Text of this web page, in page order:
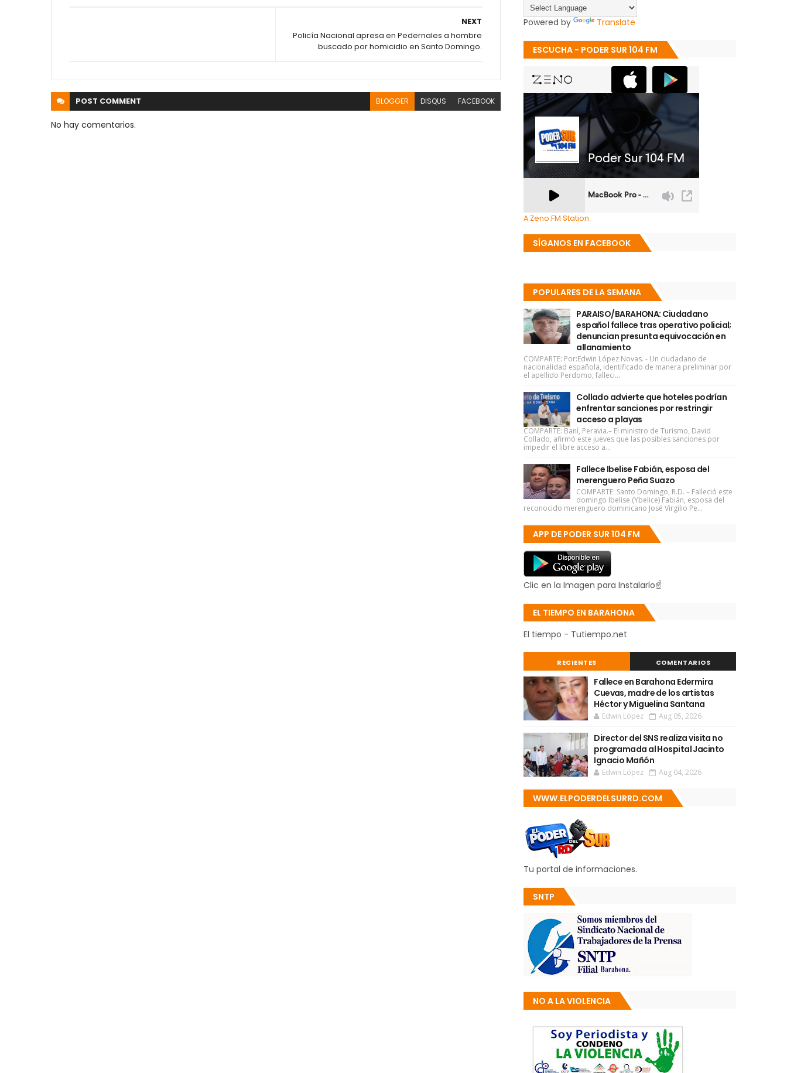
NEXT
Policía Nacional apresa en Pedernales a hombre
buscado por homicidio en Santo Domingo.
POST COMMENT BLOGGER DISQUS FACEBOOK
No hay comentarios.
Powered by Translate
ESCUCHA - PODER SUR 104 FM
A Zeno.FM Station
SÍGANOS EN FACEBOOK
POPULARES DE LA SEMANA
PARAISO/BARAHONA: Ciudadano
español fallece tras operativo policial;
denuncian presunta equivocación en
allanamiento
COMPARTE: Por:Edwin López Novas. - Un ciudadano de
nacionalidad española, identificado de manera preliminar por
el apellido Perdomo, falleci...
Collado advierte que hoteles podrían
enfrentar sanciones por restringir
acceso a playas
COMPARTE: Baní, Peravia.– El ministro de Turismo, David
Collado, afirmó este jueves que las posibles sanciones por
impedir el libre acceso a...
Fallece Ibelise Fabián, esposa del
merenguero Peña Suazo
COMPARTE: Santo Domingo, R.D. – Falleció este
domingo Ibelise (Ybelice) Fabián, esposa del
reconocido merenguero dominicano José Virgilio Pe...
APP DE PODER SUR 104 FM
Clic en la Imagen para Instalarlo☝
EL TIEMPO EN BARAHONA
El tiempo - Tutiempo.net
RECIENTES COMENTARIOS
Fallece en Barahona Edermira
Cuevas, madre de los artistas
Héctor y Miguelina Santana
Edwin López Aug 05, 2026
Director del SNS realiza visita no
programada al Hospital Jacinto
Ignacio Mañón
Edwin López Aug 04, 2026
WWW.ELPODERDELSURRD.COM
Tu portal de informaciones.
SNTP
NO A LA VIOLENCIA